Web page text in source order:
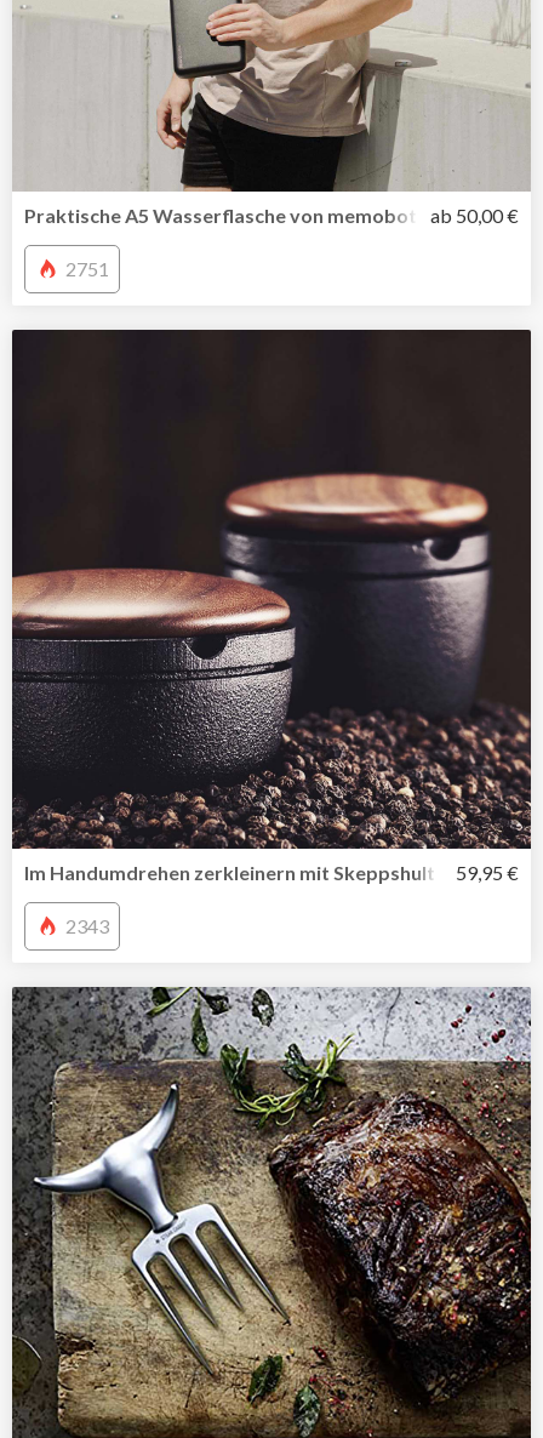
Praktische A5 Wasserflasche von memobottle jetzt auch
ab 50,00 €
2751
Im Handumdrehen zerkleinern mit Skeppshult 59,95 €
2343